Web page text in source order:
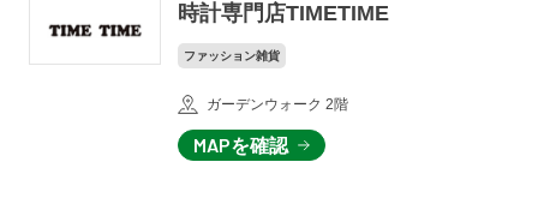
時計専門店TIMETIME
ファッション雑貨
ガーデンウォーク 2階
MAPを確認